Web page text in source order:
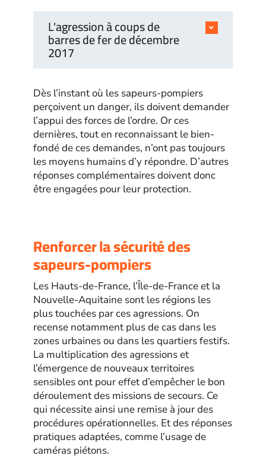
L'agression à coups de
barres de fer de décembre
2017
Dès l’instant où les sapeurs-pompiers
perçoivent un danger, ils doivent demander
l’appui des forces de l’ordre. Or ces
dernières, tout en reconnaissant le bien-
fondé de ces demandes, n’ont pas toujours
les moyens humains d’y répondre. D’autres
réponses complémentaires doivent donc
être engagées pour leur protection.
Renforcer la sécurité des
sapeurs-pompiers
Les Hauts-de-France, l’Île-de-France et la
Nouvelle-Aquitaine sont les régions les
plus touchées par ces agressions. On
recense notamment plus de cas dans les
zones urbaines ou dans les quartiers festifs.
La multiplication des agressions et
l’émergence de nouveaux territoires
sensibles ont pour effet d’empêcher le bon
déroulement des missions de secours. Ce
qui nécessite ainsi une remise à jour des
procédures opérationnelles. Et des réponses
pratiques adaptées, comme l’usage de
caméras piétons.